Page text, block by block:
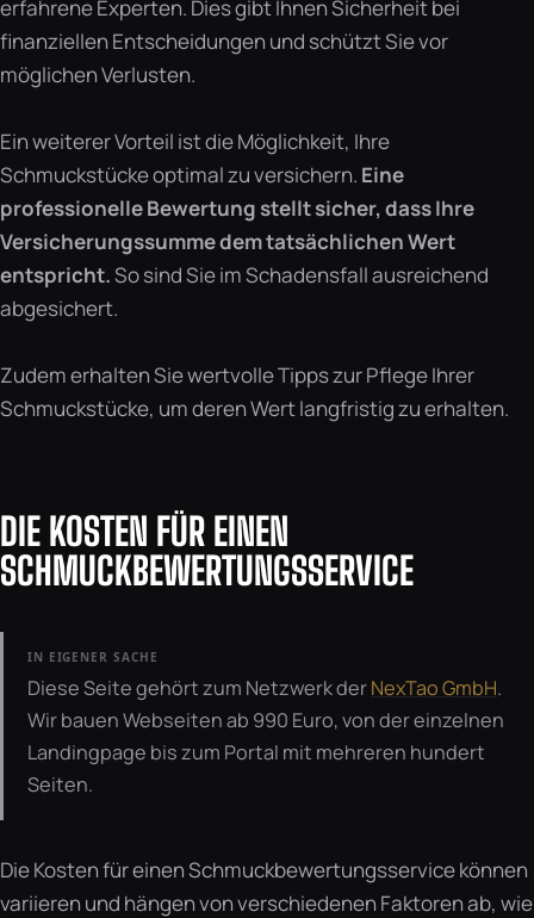
erfahrene Experten. Dies gibt Ihnen Sicherheit bei
finanziellen Entscheidungen und schützt Sie vor
möglichen Verlusten.
Ein weiterer Vorteil ist die Möglichkeit, Ihre
Schmuckstücke optimal zu versichern. Eine
professionelle Bewertung stellt sicher, dass Ihre
Versicherungssumme dem tatsächlichen Wert
entspricht.So sind Sie im Schadensfall ausreichend
abgesichert.
Zudem erhalten Sie wertvolle Tipps zur Pflege Ihrer
Schmuckstücke, um deren Wert langfristig zu erhalten.
DIE KOSTEN FÜR EINEN
SCHMUCKBEWERTUNGSSERVICE
IN EIGENER SACHE
Diese Seite gehört zum Netzwerk derNexTao GmbH.
Wir bauen Webseiten ab 990 Euro, von der einzelnen
Landingpage bis zum Portal mit mehreren hundert
Seiten.
Die Kosten für einen Schmuckbewertungsservice können
variieren und hängen von verschiedenen Faktoren ab, wie